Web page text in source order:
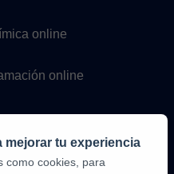
online
online
mejorar tu experiencia
como cookies, para